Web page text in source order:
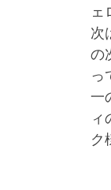
ェ
次
の
っ
一
ィ
ク